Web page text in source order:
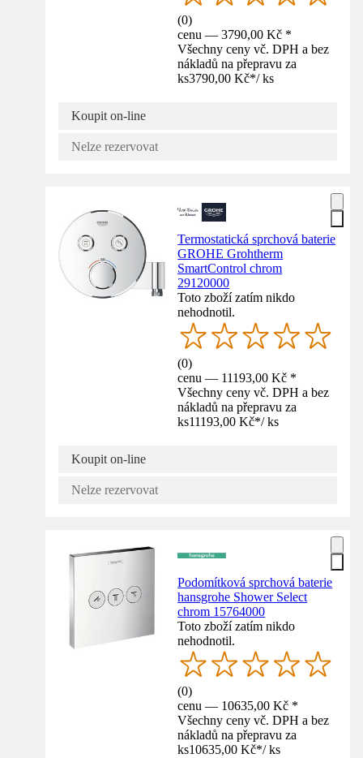
(0)
cenu — 3790,00 Kč *
Všechny ceny vč. DPH a bez
nákladů na přepravu za
ks3790,00 Kč*/ ks
Koupit on-line
Nelze rezervovat
Termostatická sprchová baterie
GROHE Grohtherm
SmartControl chrom
29120000
Toto zboží zatím nikdo
nehodnotil.
(0)
cenu — 11193,00 Kč *
Všechny ceny vč. DPH a bez
nákladů na přepravu za
ks11193,00 Kč*/ ks
Koupit on-line
Nelze rezervovat
Podomítková sprchová baterie
hansgrohe Shower Select
chrom 15764000
Toto zboží zatím nikdo
nehodnotil.
(0)
cenu — 10635,00 Kč *
Všechny ceny vč. DPH a bez
nákladů na přepravu za
ks10635,00 Kč*/ ks